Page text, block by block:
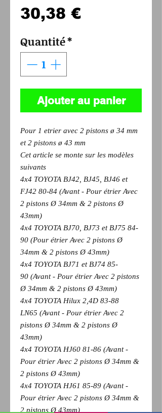
30,38 €Prix
Quantité*
Ajouter au panier
Pour 1 etrier avec 2 pistons ø 34 mm
et 2 pistons ø 43 mm
Cet article se monte sur les modèles
suivants
4x4 TOYOTA BJ42, BJ45, BJ46 et
FJ42 80-84 (Avant - Pour étrier Avec
2 pistons Ø 34mm & 2 pistons Ø
43mm)
4x4 TOYOTA BJ70, BJ73 et BJ75 84-
90 (Pour étrier Avec 2 pistons Ø
34mm & 2 pistons Ø 43mm)
4x4 TOYOTA BJ71 et BJ74 85-
90 (Avant - Pour étrier Avec 2 pistons
Ø 34mm & 2 pistons Ø 43mm)
4x4 TOYOTA Hilux 2,4D 83-88
LN65 (Avant - Pour étrier Avec 2
pistons Ø 34mm & 2 pistons Ø
43mm)
4x4 TOYOTA HJ60 81-86 (Avant -
Pour étrier Avec 2 pistons Ø 34mm &
2 pistons Ø 43mm)
4x4 TOYOTA HJ61 85-89 (Avant -
Pour étrier Avec 2 pistons Ø 34mm &
2 pistons Ø 43mm)